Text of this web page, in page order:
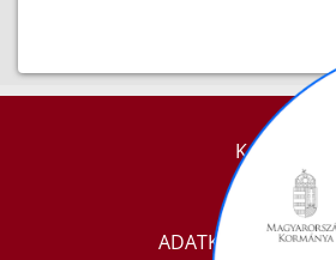
KAPCSOLAT
IMPRESSZUM
ADATKEZELÉSI